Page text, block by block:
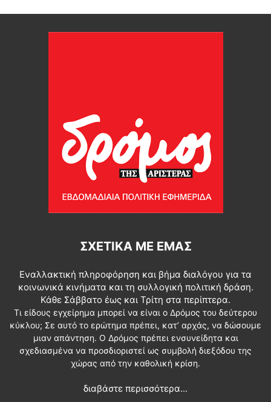
ΣΧΕΤΙΚΆ ΜΕ ΕΜΆΣ
Εναλλακτική πληροφόρηση και βήμα διαλόγου για τα
κοινωνικά κινήματα και τη συλλογική πολιτική δράση.
Κάθε Σάββατο έως και Τρίτη στα περίπτερα.
Τι είδους εγχείρημα μπορεί να είναι ο Δρόμος του δεύτερου
κύκλου; Σε αυτό το ερώτημα πρέπει, κατ’ αρχάς, να δώσουμε
μιαν απάντηση. Ο Δρόμος πρέπει ενσυνείδητα και
σχεδιασμένα να προσδιοριστεί ως συμβολή διεξόδου της
χώρας από την καθολική κρίση.
διαβάστε περισσότερα...